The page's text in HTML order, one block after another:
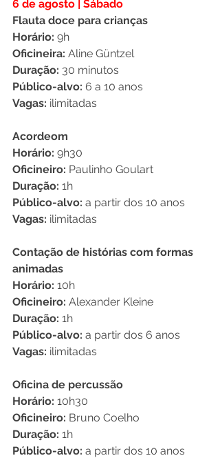
6 de agosto | Sábado
Flauta doce para crianças
Horário: 9h
Oficineira: Aline Güntzel
Duração: 30 minutos
Público-alvo: 6 a 10 anos
Vagas: ilimitadas
Acordeom
Horário: 9h30
Oficineiro: Paulinho Goulart
Duração: 1h
Público-alvo: a partir dos 10 anos
Vagas: ilimitadas
Contação de histórias com formas
animadas
Horário: 10h
Oficineiro: Alexander Kleine
Duração: 1h
Público-alvo: a partir dos 6 anos
Vagas: ilimitadas
Oficina de percussão
Horário: 10h30
Oficineiro: Bruno Coelho
Duração: 1h
Público-alvo: a partir dos 10 anos